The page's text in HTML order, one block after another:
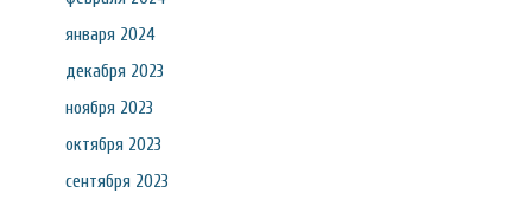
января 2024
декабря 2023
ноября 2023
октября 2023
сентября 2023